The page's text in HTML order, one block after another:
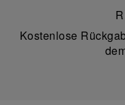
Kostenlose